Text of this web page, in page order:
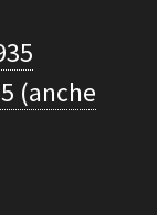
(anche